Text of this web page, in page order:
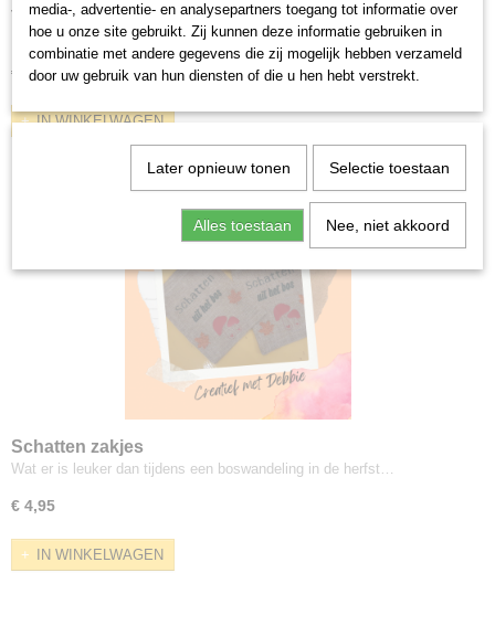
theeglas
Het is koud, guur en nat. Niets lekkerder dan een heerlijk…
€ 9,07
IN WINKELWAGEN
Schatten zakjes
Wat er is leuker dan tijdens een boswandeling in de herfst…
€ 4,95
IN WINKELWAGEN
media-, advertentie- en analysepartners toegang tot informatie over
hoe u onze site gebruikt. Zij kunnen deze informatie gebruiken in
combinatie met andere gegevens die zij mogelijk hebben verzameld
door uw gebruik van hun diensten of die u hen hebt verstrekt.
Later opnieuw tonen Selectie toestaan
Alles toestaan Nee, niet akkoord